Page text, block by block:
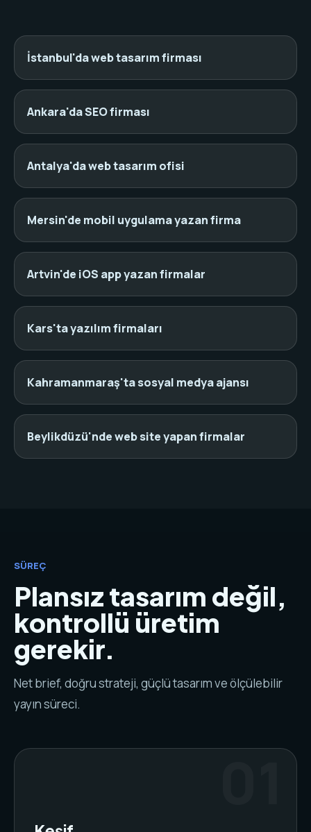
İstanbul'da web tasarım firması
Ankara'da SEO firması
Antalya'da web tasarım ofisi
Mersin'de mobil uygulama yazan firma
Artvin'de iOS app yazan firmalar
Kars'ta yazılım firmaları
Kahramanmaraş'ta sosyal medya ajansı
Beylikdüzü'nde web site yapan firmalar
SÜREÇ
Plansız tasarım değil,
kontrollü üretim
gerekir.
Net brief, doğru strateji, güçlü tasarım ve ölçülebilir
yayın süreci.